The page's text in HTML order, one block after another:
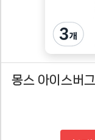
몽스 아이스버